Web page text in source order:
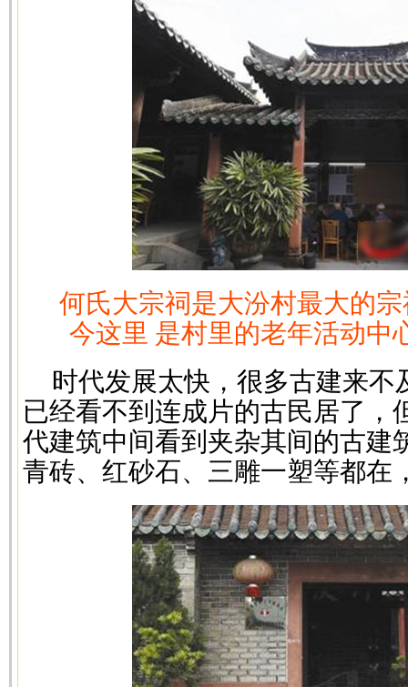
何氏大宗祠是大汾村最大的
今这里 是村里的老年活动中
时代发展太快，很多古建来不
已经看不到连成片的古民居了，
代建筑中间看到夹杂其间的古建
青砖、红砂石、三雕一塑等都在